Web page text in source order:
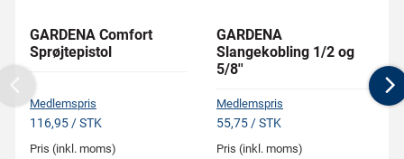
GARDENA Comfort
Sprøjtepistol
Medlemspris
116,95 / STK
Pris (inkl. moms)
GARDENA
Slangekobling 1/2 og
5/8''
Medlemspris
55,75 / STK
Pris (inkl. moms)
Previous